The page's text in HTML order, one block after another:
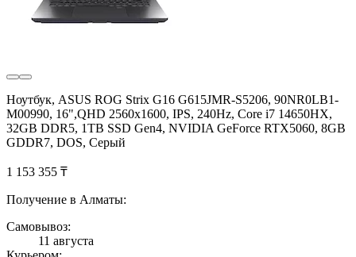
Ноутбук, ASUS ROG Strix G16 G615JMR-S5206, 90NR0LB1-
M00990, 16",QHD 2560x1600, IPS, 240Hz, Core i7 14650HX,
32GB DDR5, 1TB SSD Gen4, NVIDIA GeForce RTX5060, 8GB
GDDR7, DOS, Серый
1 153 355 ₸
Получение в Алматы:
Самовывоз:
11 августа